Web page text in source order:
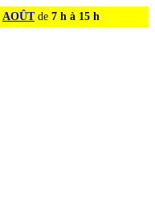
AOÛTde 7 h à 15 h